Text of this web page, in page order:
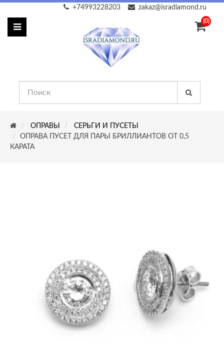
zakaz@isradiamond.ru
+74993228203
(0)
ОПРАВЫ
СЕРЬГИ И ПУСЕТЫ
ОПРАВА ПУСЕТ ДЛЯ ПАРЫ БРИЛЛИАНТОВ ОТ 0,5
КАРАТА